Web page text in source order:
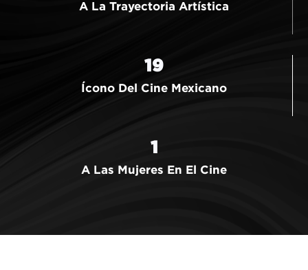
A La Trayectoria Artística
19
Ícono Del Cine Mexicano
1
A Las Mujeres En El Cine